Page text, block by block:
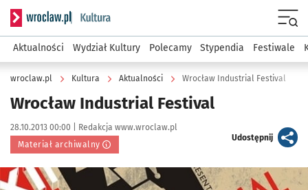
Serwis informacyjny wroclaw.pl podserwis: Kultura
Aktualności Wydział Kultury Polecamy Stypendia Festiwale
wroclaw.pl Kultura Aktualności Wrocław Industrial Festival
Wrocław Industrial Festival
Data publikacji:
28.10.2013 00:00 | Autor:
Redakcja www.wroclaw.pl
Materiał archiwalny
Udostępnijartykuł
Kliknij, aby powiększyć